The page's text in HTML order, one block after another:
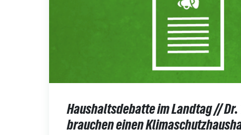
Haushaltsdebatte im Landtag // Dr.
brauchen einen